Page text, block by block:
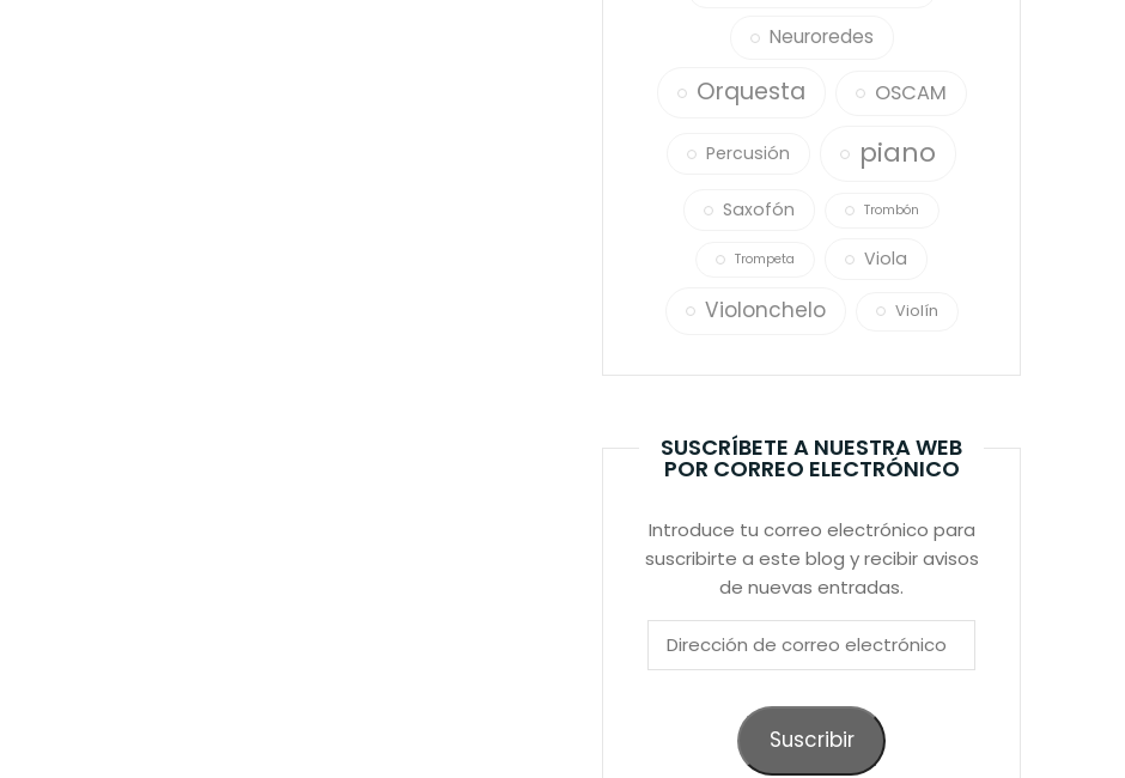
Neuroredes
Orquesta OSCAM
Percusión piano
Saxofón Trombón
Trompeta Viola
Violonchelo Violín
SUSCRÍBETE A NUESTRA WEB
POR CORREO ELECTRÓNICO
Introduce tu correo electrónico para
suscribirte a este blog y recibir avisos
de nuevas entradas.
Dirección
electrónico
Suscribir